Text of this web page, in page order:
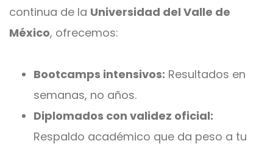
continua de la Universidad del Valle de
México, ofrecemos:
Bootcamps intensivos: Resultados en
semanas, no años.
Diplomados con validez oficial:
Respaldo académico que da peso a tu